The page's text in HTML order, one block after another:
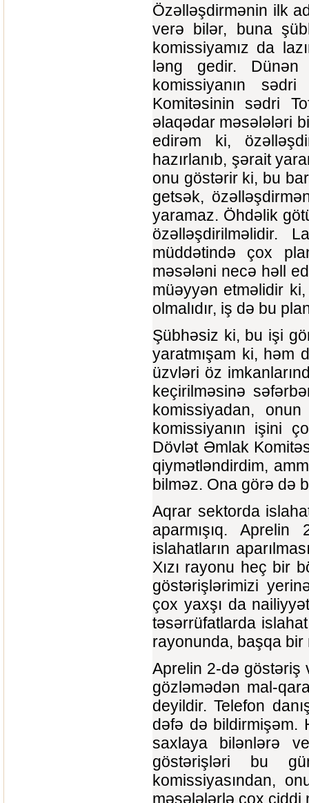
Özəlləşdirmənin ilk
verə bilər, buna
komissiyamız da
ləng gedir.
komissiyanın
Komitəsinin sədri
əlaqədar məsələləri
edirəm ki,
hazırlanıb, şərait
onu göstərir ki, bu
getsək,
yaramaz. Öhdəlik
özəlləşdirilməlidir.
müddətində çox
məsələni necə həll
müəyyən etməlidir
olmalıdır, iş də bu
Şübhəsiz ki, bu işi
yaratmışam ki, həm
üzvləri öz
keçirilməsinə
komissiyadan,
komissiyanın işini
Dövlət Əmlak
qiymətləndirdim,
bilməz. Ona görə də
Aqrar sektorda
aparmışıq.
islahatların
Xızı rayonu heç bir
göstərişlərimizi
çox yaxşı da
təsərrüfatlarda
rayonunda, başqa
Aprelin 2-də göstəriş
gözləmədən mal-
deyildir. Telefon
dəfə də bildirmişəm.
saxlaya bilənlərə
göstərişləri bu
komissiyasından,
məsələlərlə çox ciddi